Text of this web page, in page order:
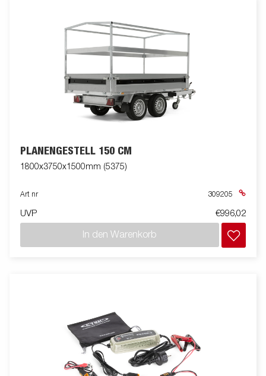
PLANENGESTELL 150 CM
1800x3750x1500mm (5375)
Art nr 309205
UVP €996,02
In den Warenkorb